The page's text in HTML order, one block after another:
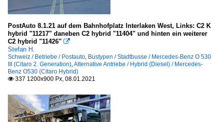
PostAuto 8.1.21 auf dem Bahnhofplatz Interlaken West, Links: C2 K
hybrid "11217" daneben C2 hybrid "11404" und hinten ein weiterer
C2 hybrid "11426" 
Stefan H.
Schweiz / Betriebe / Postauto, Bustypen / Stadtbusse / Mercedes-Benz O 530
III (Citaro 2. Generation),Alternative Antriebe / Hybrid (Diesel) / Mercedes-
Benz O530 (Citaro Hybrid)
 337 1200x900 Px, 08.01.2021